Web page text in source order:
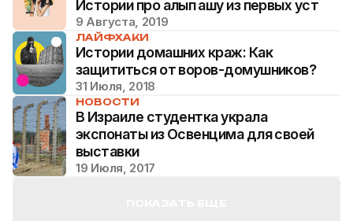
Истории про алып қашу из первых уст
9 Августа, 2019
ЛАЙФХАКИ
Истории домашних краж: Как
защититься от воров-домушников?
31 Июля, 2018
НОВОСТИ
В Израиле студентка украла
экспонаты из Освенцима для своей
выставки
19 Июля, 2017